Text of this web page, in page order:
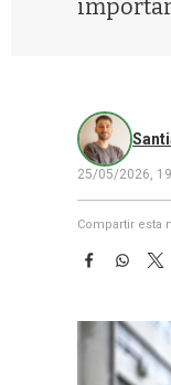
25/05/2026,
Compartir esta
F
e
b
W
t
s
A
T
w
t
e